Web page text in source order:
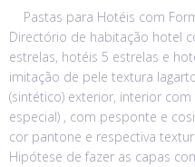
Pastas para Hotéis com
Directório de habitação hotel
estrelas, hotéis 5 estrelas e
imitação de pele textura
(sintético) exterior, interior
especial) , com pesponte e
cor pantone e respectiva
Hipótese de fazer as capas